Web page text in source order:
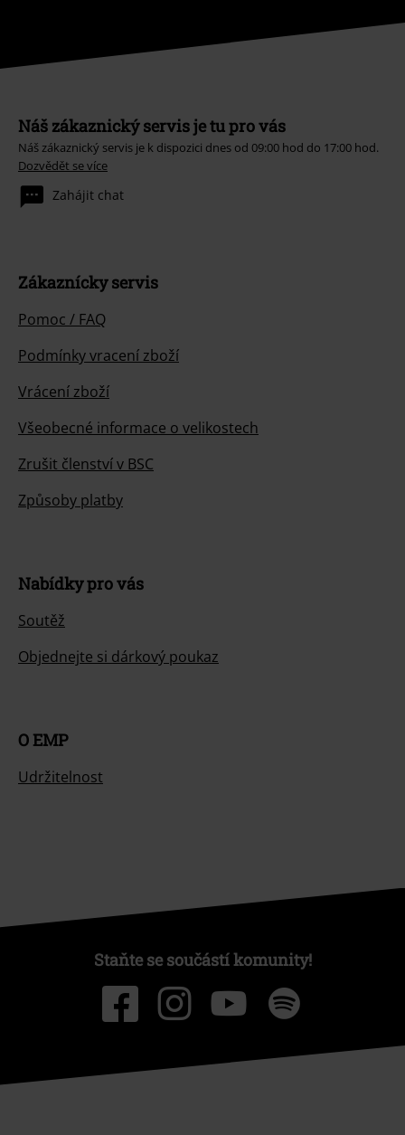
Náš zákaznický servis je tu pro vás
Náš zákaznický servis je k dispozici dnes od 09:00 hod do 17:00 hod.
Dozvědět se více
Zahájit chat
Zákaznícky servis
Pomoc / FAQ
Podmínky vracení zboží
Vrácení zboží
Všeobecné informace o velikostech
Zrušit členství v BSC
Způsoby platby
Nabídky pro vás
Soutěž
Objednejte si dárkový poukaz
O EMP
Udržitelnost
Staňte se součástí komunity!